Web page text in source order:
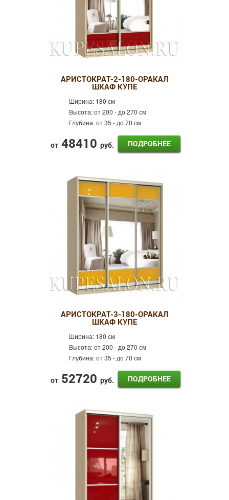
АРИСТОКРАТ-2-180-ОРАКАЛ
ШКАФ КУПЕ
Ширина: 180 см
Высота:от 200 - до 270 см
Глубина:от 35 - до 70 см
от 48410 руб. ПОДРОБНЕЕ
АРИСТОКРАТ-3-180-ОРАКАЛ
ШКАФ КУПЕ
Ширина: 180 см
Высота:от 200 - до 270 см
Глубина:от 35 - до 70 см
от 52720 руб. ПОДРОБНЕЕ